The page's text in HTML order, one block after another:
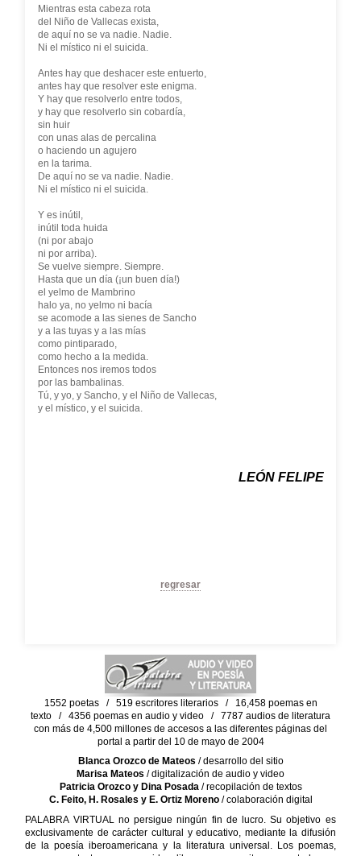
Mientras esta cabeza rota
del Niño de Vallecas exista,
de aquí no se va nadie. Nadie.
Ni el místico ni el suicida.
Antes hay que deshacer este entuerto,
antes hay que resolver este enigma.
Y hay que resolverlo entre todos,
y hay que resolverlo sin cobardía,
sin huir
con unas alas de percalina
o haciendo un agujero
en la tarima.
De aquí no se va nadie. Nadie.
Ni el místico ni el suicida.
Y es inútil,
inútil toda huida
(ni por abajo
ni por arriba).
Se vuelve siempre. Siempre.
Hasta que un día (¡un buen día!)
el yelmo de Mambrino
halo ya, no yelmo ni bacía
se acomode a las sienes de Sancho
y a las tuyas y a las mías
como pintiparado,
como hecho a la medida.
Entonces nos iremos todos
por las bambalinas.
Tú, y yo, y Sancho, y el Niño de Vallecas,
y el místico, y el suicida.
LEÓN FELIPE
regresar
1552 poetas / 519 escritores literarios / 16,458 poemas en
texto / 4356 poemas en audio y video / 7787 audios de literatura
con más de 4,500 millones de accesos a las diferentes páginas del
portal a partir del 10 de mayo de 2004
Blanca Orozco de Mateos / desarrollo del sitio
Marisa Mateos / digitalización de audio y video
Patricia Orozco y Dina Posada/ recopilación de textos
C. Feito, H. Rosales y E. Ortiz Moreno/ colaboración digital
PALABRA VIRTUAL no persigue ningún fin de lucro. Su objetivo es
exclusivamente de carácter cultural y educativo, mediante la difusión
de la poesía iberoamericana y la literatura universal. Los poemas,